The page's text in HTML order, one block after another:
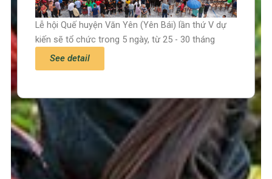
Trang chủ
Tin tức – Sự kiện
Chính sách
Lễ hội Quế huyện Văn Yên (Yên Bái) lần thứ V dự
kiến sẽ tổ chức trong 5 ngày, từ 25 - 30 tháng
See detail